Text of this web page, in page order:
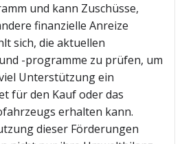
und kann Zuschüsse,
finanzielle Anreize
sich, die aktuellen
-programme zu prüfen, um
Unterstützung ein
für den Kauf oder das
erhalten kann.
dieser Förderungen